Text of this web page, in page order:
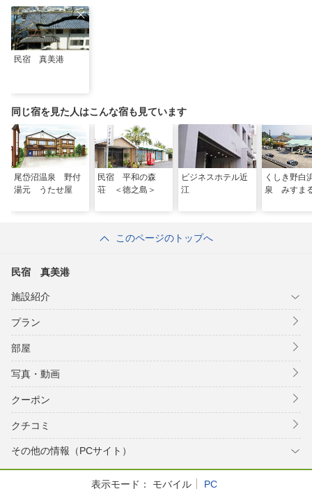
民宿 真美港
同じ宿を見た人はこんな宿も見ています
尾岱沼温泉 野付
湯元 うたせ屋
民宿 平和の森
荘 ＜徳之島＞
ビジネスホテル近
江
くしき野白
泉 みすま
このページのトップへ
民宿 真美港
施設紹介
プラン
部屋
写真・動画
クーポン
クチコミ
その他の情報（PCサイト）
表示モード： モバイル PC